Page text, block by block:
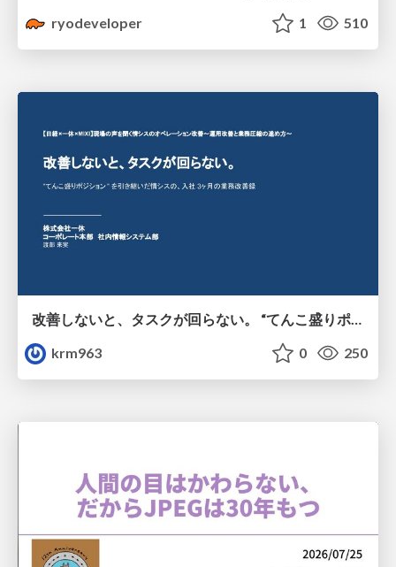
ryodeveloper
1 510
krm963
0 250